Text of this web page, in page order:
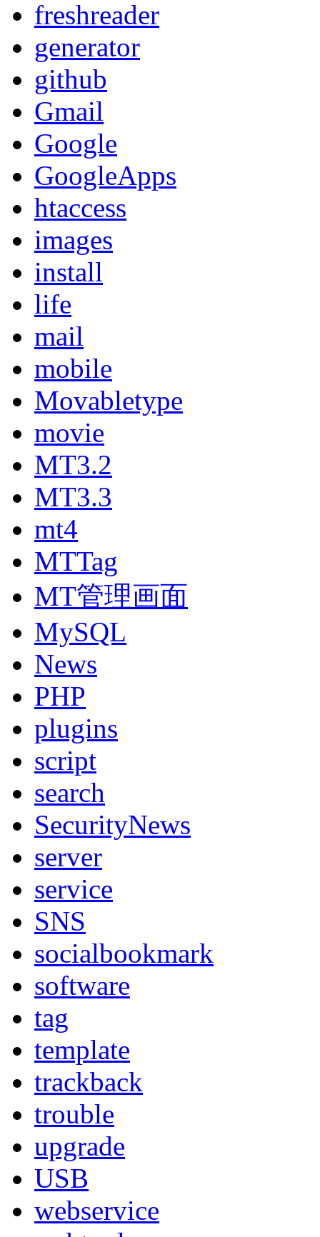
freshreader
generator
github
Gmail
Google
GoogleApps
htaccess
images
install
life
mail
mobile
Movabletype
movie
MT3.2
MT3.3
mt4
MTTag
MT管理画面
MySQL
News
PHP
plugins
script
search
SecurityNews
server
service
SNS
socialbookmark
software
tag
template
trackback
trouble
upgrade
USB
webservice